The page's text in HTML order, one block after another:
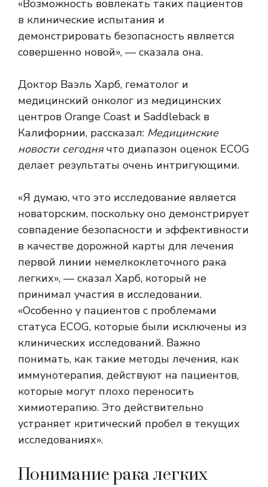
«Возможность вовлекать таких пациентов
в клинические испытания и
демонстрировать безопасность является
совершенно новой», — сказала она.
Доктор Ваэль Харб, гематолог и
медицинский онколог из медицинских
центров Orange Coast и Saddleback в
Калифорнии, рассказал: Медицинские
новости сегоднячто диапазон оценок ECOG
делает результаты очень интригующими.
«Я думаю, что это исследование является
новаторским, поскольку оно демонстрирует
совпадение безопасности и эффективности
в качестве дорожной карты для лечения
первой линии немелкоклеточного рака
легких», — сказал Харб, который не
принимал участия в исследовании.
«Особенно у пациентов с проблемами
статуса ECOG, которые были исключены из
клинических исследований. Важно
понимать, как такие методы лечения, как
иммунотерапия, действуют на пациентов,
которые могут плохо переносить
химиотерапию. Это действительно
устраняет критический пробел в текущих
исследованиях».
Понимание рака легких